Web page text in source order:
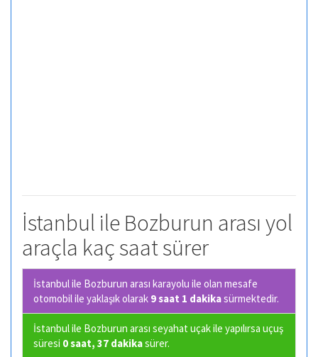
İstanbul ile Bozburun arası yol
araçla kaç saat sürer
İstanbul ile Bozburun arası karayolu ile olan mesafe
otomobil ile yaklaşık olarak 9 saat 1 dakikasürmektedir.
İstanbul ile Bozburun arası seyahat uçak ile yapılırsa uçuş
süresi 0 saat, 37 dakikasürer.